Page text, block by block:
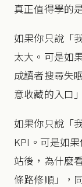
真正值得學的
如果你只說「
太大。可是如
成讀者搜尋失
意收藏的入口
如果你只說「
KPI。可是如
站後，為什麼
條路修順」，